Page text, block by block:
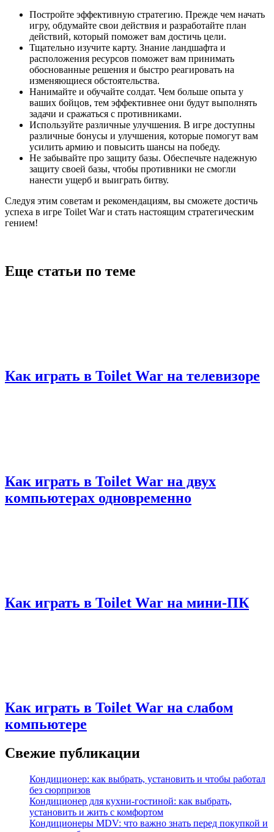
Постройте эффективную стратегию. Прежде чем начать
игру, обдумайте свои действия и разработайте план
действий, который поможет вам достичь цели.
Тщательно изучите карту. Знание ландшафта и
расположения ресурсов поможет вам принимать
обоснованные решения и быстро реагировать на
изменяющиеся обстоятельства.
Нанимайте и обучайте солдат. Чем больше опыта у
ваших бойцов, тем эффективнее они будут выполнять
задачи и сражаться с противниками.
Используйте различные улучшения. В игре доступны
различные бонусы и улучшения, которые помогут вам
усилить армию и повысить шансы на победу.
Не забывайте про защиту базы. Обеспечьте надежную
защиту своей базы, чтобы противники не смогли
нанести ущерб и выиграть битву.
Следуя этим советам и рекомендациям, вы сможете достичь
успеха в игре Toilet War и стать настоящим стратегическим
гением!
Еще статьи по теме
Как играть в Toilet War на телевизоре
Как играть в Toilet War на двух
компьютерах одновременно
Как играть в Toilet War на мини-ПК
Как играть в Toilet War на слабом
компьютере
Свежие публикации
Кондиционер: как выбрать, установить и чтобы работал
без сюрпризов
Кондиционер для кухни‑гостиной: как выбрать,
установить и жить с комфортом
Кондиционеры MDV: что важно знать перед покупкой и